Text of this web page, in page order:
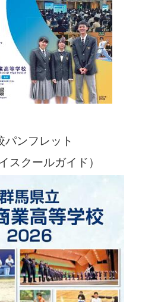
パンフレット
スクールガイド）